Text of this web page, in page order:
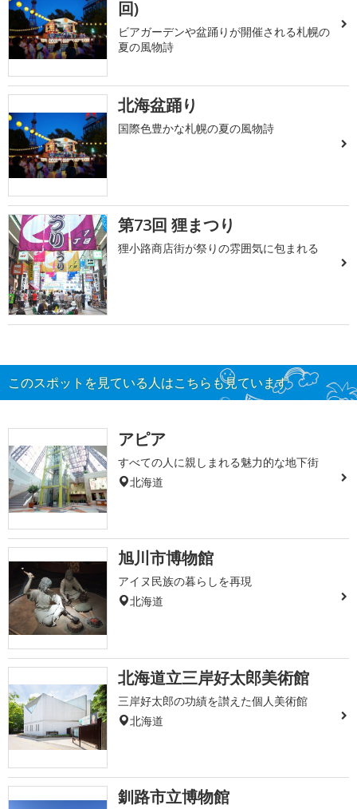
回)
ビアガーデンや盆踊りが開催される札幌の
夏の風物詩
北海盆踊り
国際色豊かな札幌の夏の風物詩
第73回 狸まつり
狸小路商店街が祭りの雰囲気に包まれる
このスポットを見ている人はこちらも見ています
アピア
すべての人に親しまれる魅力的な地下街
北海道
旭川市博物館
アイヌ民族の暮らしを再現
北海道
北海道立三岸好太郎美術館
三岸好太郎の功績を讃えた個人美術館
北海道
釧路市立博物館